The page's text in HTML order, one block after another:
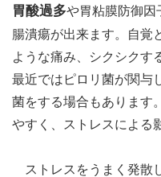
胃酸過多や胃粘膜防御因
腸潰瘍が出来ます。自覚
ような痛み、シクシクす
最近ではピロリ菌が関与
菌をする場合もあります
やすく、ストレスによる
ストレスをうまく発散